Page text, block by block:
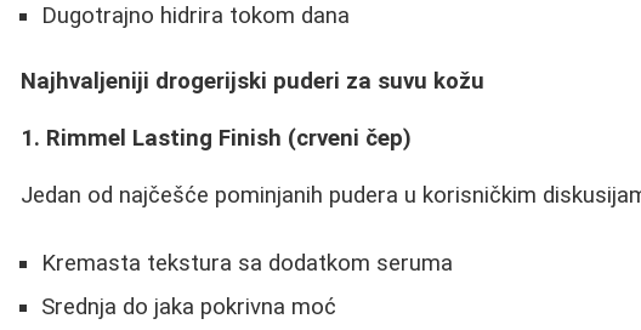
Dugotrajno hidrira tokom dana
Najhvaljeniji drogerijski puderi za suvu kožu
1. Rimmel Lasting Finish (crveni čep)
Jedan od najčešće pominjanih pudera u korisničkim
Kremasta tekstura sa dodatkom seruma
Srednja do jaka pokrivna moć